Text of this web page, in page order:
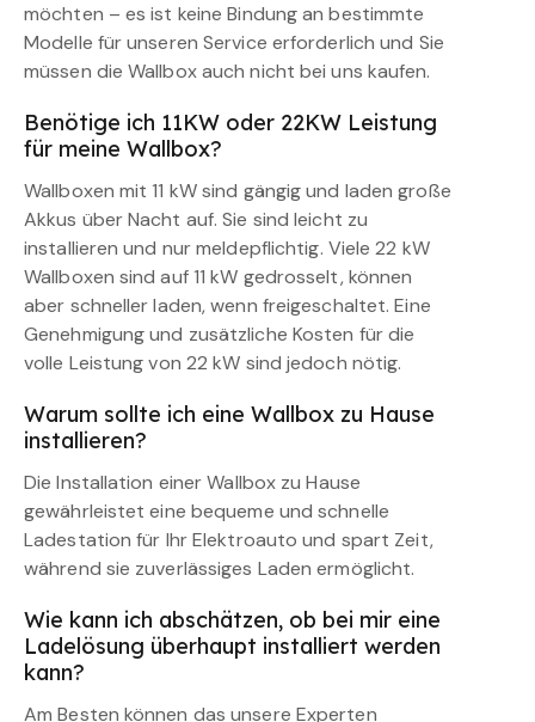
möchten – es ist keine Bindung an bestimmte
Modelle für unseren Service erforderlich und Sie
müssen die Wallbox auch nicht bei uns kaufen.
Benötige ich 11KW oder 22KW Leistung
für meine Wallbox?
Wallboxen mit 11 kW sind gängig und laden große
Akkus über Nacht auf. Sie sind leicht zu
installieren und nur meldepflichtig. Viele 22 kW
Wallboxen sind auf 11 kW gedrosselt, können
aber schneller laden, wenn freigeschaltet. Eine
Genehmigung und zusätzliche Kosten für die
volle Leistung von 22 kW sind jedoch nötig.
Warum sollte ich eine Wallbox zu Hause
installieren?
Die Installation einer Wallbox zu Hause
gewährleistet eine bequeme und schnelle
Ladestation für Ihr Elektroauto und spart Zeit,
während sie zuverlässiges Laden ermöglicht.
Wie kann ich abschätzen, ob bei mir eine
Ladelösung überhaupt installiert werden
kann?
Am Besten können das unsere Experten